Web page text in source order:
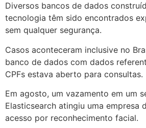
Diversos bancos de dados
tecnologia têm sido encontrados
sem qualquer segurança.
Casos aconteceram inclusive no
banco de dados com dados
CPFs estava aberto para consultas.
Em agosto, um vazamento em um
Elasticsearch atingiu uma empresa
acesso por reconhecimento facial.